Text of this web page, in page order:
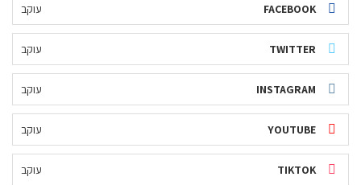
FACEBOOK עוקב
TWITTER עוקב
INSTAGRAM עוקב
YOUTUBE עוקב
TIKTOK עוקב